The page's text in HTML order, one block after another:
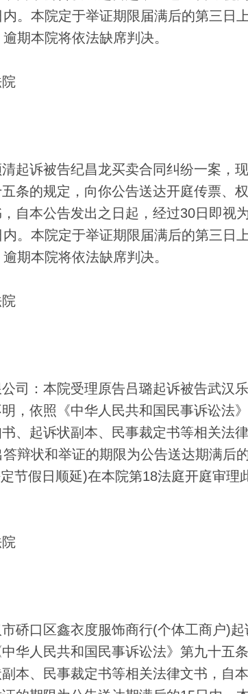
。本院定于举证期限届满后的第三日
期本院将依法缺席判决。
诉被告纪昌龙买卖合同纠纷一案，
条的规定，向你公告送达开庭传票、
自本公告发出之日起，经过30日即视
。本院定于举证期限届满后的第三日
期本院将依法缺席判决。
：本院受理原告吕璐起诉被告武汉
，依照《中华人民共和国民事诉讼法
、起诉状副本、民事裁定书等相关法
辩状和举证的期限为公告送达期满后
节假日顺延)在本院第18法庭开庭审理
口区鑫衣度服饰商行(个体工商户)起
华人民共和国民事诉讼法》第九十五
本、民事裁定书等相关法律文书，自